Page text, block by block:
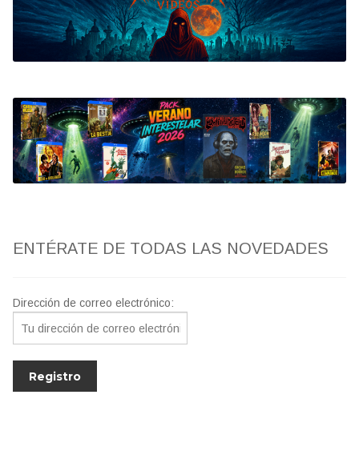
Bluray
Clasificada S
artwork
fantaterror
Jesús Franco
ENTÉRATE DE TODAS LAS NOVEDADES
Dirección de correo electrónico: